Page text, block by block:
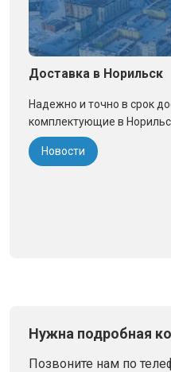
Доставка в Норильск
Надежно и точно в срок
комплектующие в
Новости
Нужна подробная
Позвоните нам по